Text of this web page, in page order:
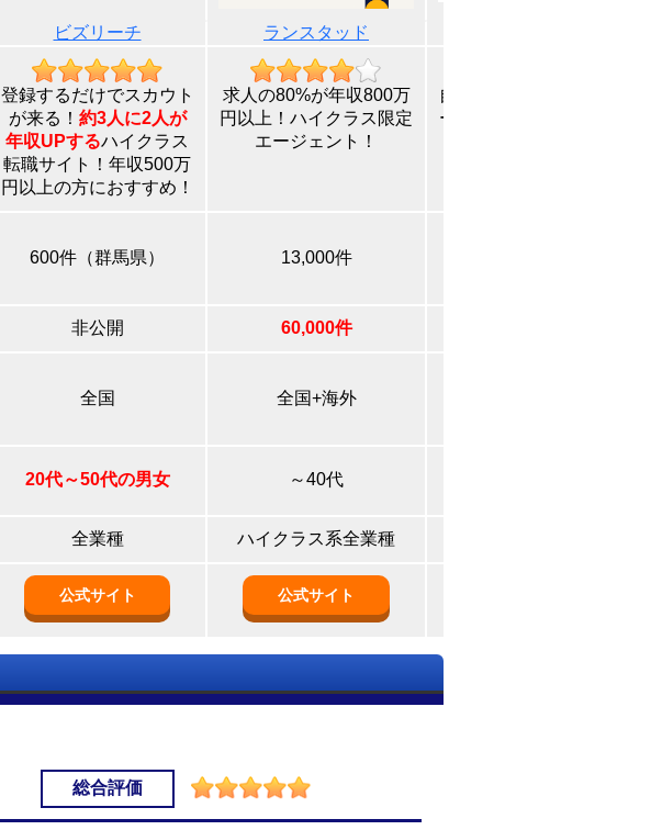
ビズリーチ ランスタッド
登録するだけでスカウト
が来る！ 約3人に2人が
年収UPするハイクラス
転職サイト！年収500万
円以上の方におすすめ！
求人の80%が年収800万
円以上！ハイクラス限定
エージェント！
自分の適性に合ったサポ
ートと業界トップクラス
600件（群馬県） 13,000件
非公開 60,000件
全国 全国+海外
20代～50代の男女 ～40代
全業種 ハイクラス系全業種
公式サイト 公式サイト
総合評価